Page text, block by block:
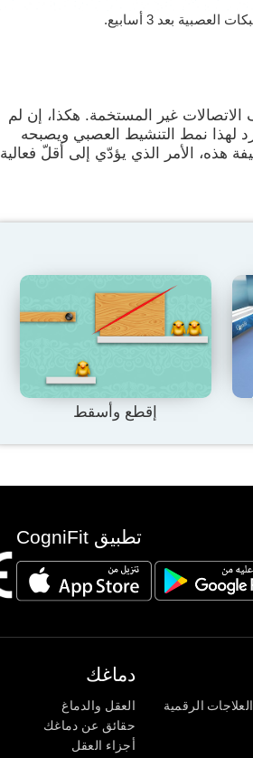
بعد 3 أسابيع.
الاتصالات غير المستخمة. هكذا، إن لم
لهذا نمط التنشيط العصبي ويصبحه
هذه، الأمر الذي يؤدّي إلى أقلّ فعالية
إقطع وأسقط
تطبيق CogniFit
دماغك
العقل والدماغ
حقائق عن دماغك
أجزاء العقل
الرقمية